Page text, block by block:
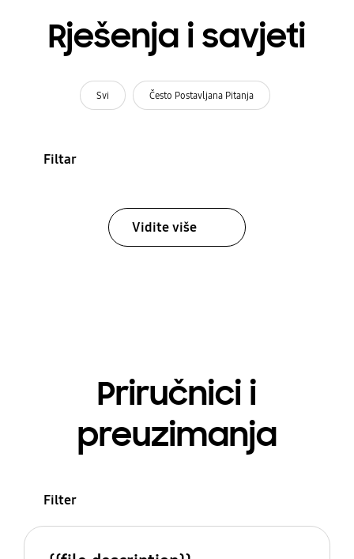
Rješenja i savjeti
Svi Često Postavljana Pitanja
Filtar
Vidite više
Priručnici i
preuzimanja
Filter